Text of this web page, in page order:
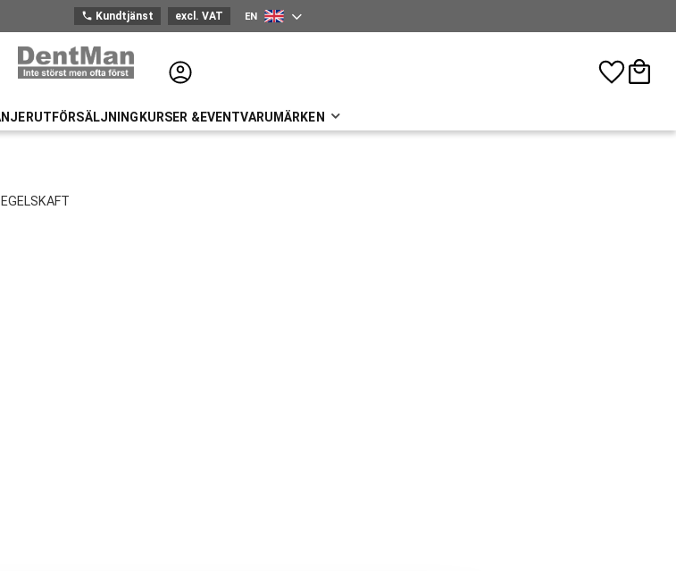
phone Kundtjänst excl. VAT
English
EN
Favorites
Basket
UTFÖRSÄLJNING KURSER &EVENTVARUMÄRKEN